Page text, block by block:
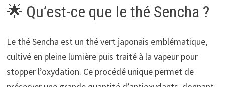
🌟 Qu’est-ce que le thé Sencha ?
Le thé Sencha est un thé vert japonais emblématique,
cultivé en pleine lumière puis traité à la vapeur pour
stopper l’oxydation. Ce procédé unique permet de